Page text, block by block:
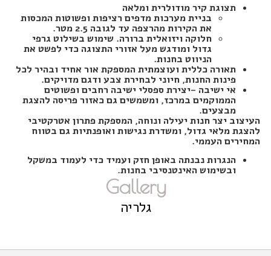
תצוגת קיר מודולרית ומלאה
בניית מערכות מדפים רציפות ופשוטות המכסות
את הקירות מהרצפה עד לגובה 2.5 מטר.
חלוקה ויזואלית ברורה. שימוש בשילוט גרפי
גדול ומודגש מעל אזורי התצוגה כדי לפשט את
הניווט בחנות.
תאורה כללית ועוצמתית המספקת אור אחיד ובהיר לכל
פינות החנות, חיוני לבחירת צבע ודגם מדויקים.
אי ישיבה –יצירת ספסלי ישיבה רחבים ופשוטים
הממוקמים במרכז, ומשמשים גם כאזור פריסה להצגת
מבצעים.
העיצוב יצר חנות יעילה ונוחה, המספקת פתרון אטרקטיבי
להצגת מלאי גדול, ומשדרת נגישות ואופנתיות גם בטווח
המחירים העממי.
הנגרות נבנתה באופן חזק ועמיד כדי לעמוד במשקל
ובשימוש האינטנסיבי בחנות.
Gallery
גלריה